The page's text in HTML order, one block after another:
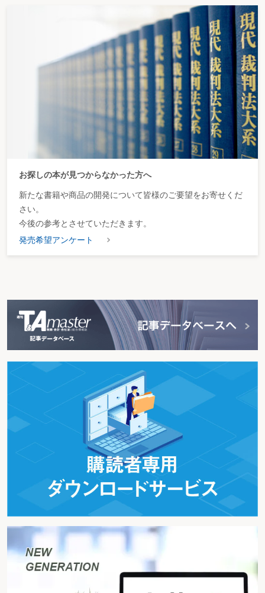
お探しの本が見つからなかった方へ
新たな書籍や商品の開発について皆様のご要望をお寄せくだ
さい。
今後の参考とさせていただきます。
発売希望アンケート